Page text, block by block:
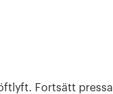
Fortsätt pressa